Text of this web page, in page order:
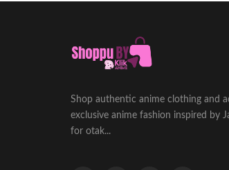
Shop authentic anime clothing and
exclusive anime fashion inspired by
for otak...